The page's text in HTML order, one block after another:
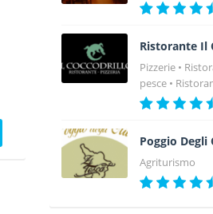
Ristorante Il
Pizzerie
pesce
Poggio Degli
Agriturismo